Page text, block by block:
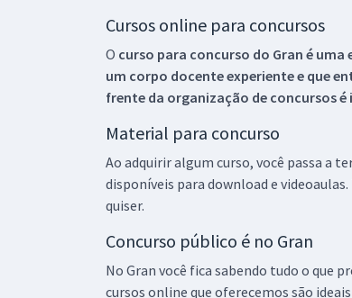
Cursos online para concursos
O curso para concurso do Gran é
um corpo docente experiente e que
frente da organização de concursos
Material para concurso
Ao adquirir algum curso, você passa a
disponíveis para download e
quiser.
Concurso público é no Gran
No Gran você fica sabendo tudo o que
cursos online que oferecemos são